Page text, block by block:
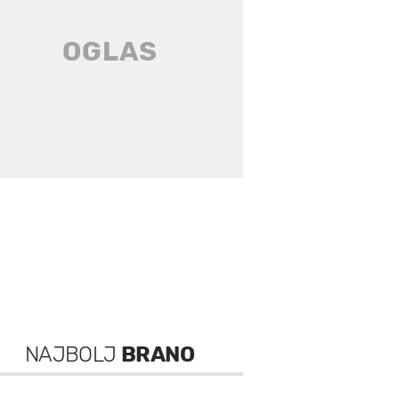
NAJBOLJ BRANO